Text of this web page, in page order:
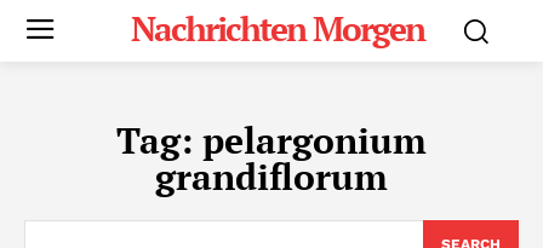
Nachrichten Morgen
Tag: pelargonium
grandiflorum
SEARCH